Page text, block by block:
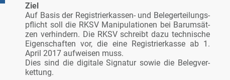
Ziel
Auf Ba­sis der Re­gis­trier­kas­sen- und Be­le­ger­tei­lungs­
pflicht soll die RKSV Ma­ni­pu­la­tio­nen bei Bar­um­sät­
zen ver­hin­dern. Die RKSV schreibt da­zu tech­ni­sche
Ei­gen­schaf­ten vor, die ei­ne Re­gis­trier­kas­se ab 1.
April 2017 auf­wei­sen muss.
Dies sind die di­gi­ta­le Si­gna­tur so­wie die Be­leg­ver­
ket­tung.